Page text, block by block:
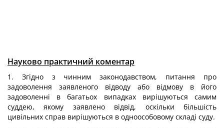
Науково практичний коментар
1. Згідно з чинним законодавством, питання про
задоволення заявленого відводу або відмову в його
задоволенні в багатьох випадках вирішуються самим
суддею, якому заявлено відвід, оскільки більшість
цивільних справ вирішуються в одноособовому складі суду.